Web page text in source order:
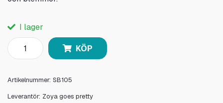
I lager
KÖP
Artikelnummer: SB105
Leverantör: Zoya goes pretty